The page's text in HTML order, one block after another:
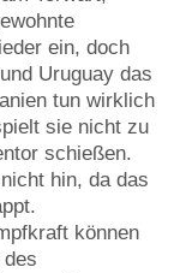
ein, doch
Uruguay das
tun wirklich
sie nicht zu
schießen.
hin, da das
können